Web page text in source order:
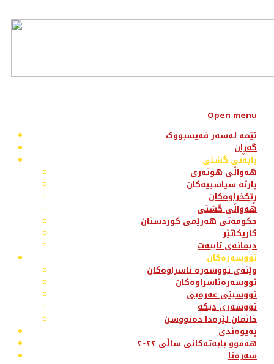
Open menu
ئێمە لەسەر فەیسبووک
گەڕان
بابەتی گشتی
هەواڵی هونەری
پارتە سیاسییەکان
ڕێکخراوەکان
هەواڵی گشتی
حکومەتی هەرێمی کوردستان
کاریکاتێر
دیمانەی تایبەت
نووسەرەکان
وێنەی نووسەرە ناسراوەکان
نووسەرەناسراوەکان
نووسینی عەرەبی
نووسەری دیکە
خانمان لێرەدا دەنووسن
پەیوەندی
هەموو بابەتەکانی ساڵی ٢٠٢٢
سەرەتا